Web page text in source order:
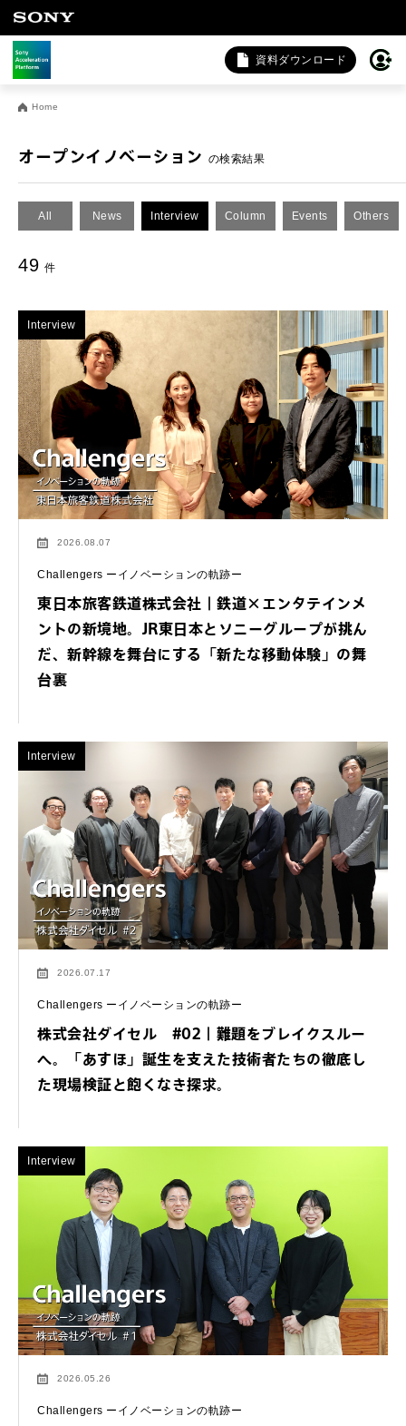
資料ダウンロード
Home
オープンイノベーション の検索結果
All News Interview Column Events Others
49 件
Interview
2026.08.07
Challengers ーイノベーションの軌跡ー
東日本旅客鉄道株式会社｜鉄道×エンタテインメ
ントの新境地。JR東日本とソニーグループが挑ん
だ、新幹線を舞台にする「新たな移動体験」の舞
台裏
Interview
2026.07.17
Challengers ーイノベーションの軌跡ー
株式会社ダイセル #02｜難題をブレイクスルー
へ。「あすほ」誕生を支えた技術者たちの徹底し
た現場検証と飽くなき探求。
Interview
2026.05.26
Challengers ーイノベーションの軌跡ー
お問い合わせ
法人向けサービスに関するご相談・お問い合わせは以下のボタ
法人お問い合わせ